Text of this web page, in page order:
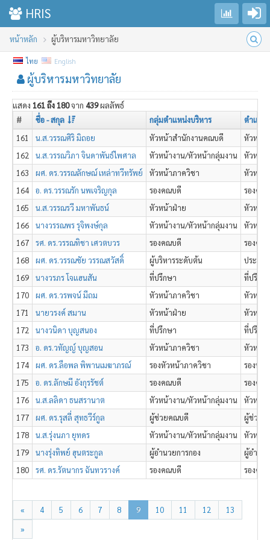
HRIS
Go to login
Toggle sidebar
หน้าหลัก ผู้บริหารมหาวิทยาลัย
ไทย English
ผู้บริหารมหาวิทยาลัย
แสดง 161 ถึง 180จาก 439ผลลัพธ์
#
ชื่อ - สกุล กลุ่มตำแหน่งบริหาร
ตำแหน่
161
น.ส.วรรณศิริ มิถอย หัวหน้าสำนักงานคณบดี
หัวหน้า
162
น.ส.วรรณวิภา จินดาพันธ์ไพศาล หัวหน้างาน/หัวหน้ากลุ่มงาน
หัวหน้า
163
ผศ. ดร.วรรณลักษณ์ เหล่าทวีทรัพย์ หัวหน้าภาควิชา
หัวหน้า
164
อ. ดร.วรรณรัก นพเจริญกุล รองคณบดี
รองคณ
165
น.ส.วรรณรวี มหาพันธน์ หัวหน้าฝ่าย
หัวหน้า
166
นางวรรณพร รุจิพงษ์กุล หัวหน้างาน/หัวหน้ากลุ่มงาน
หัวหน้า
167
รศ. ดร.วรรณทิชา เศวตบวร รองคณบดี
รองคณ
168
ผศ. ดร.วรรณชัย วรรณสวัสดิ์ ผู้บริหารระดับต้น
ประธา
169
นางวรภร โจแฮนสัน ที่ปรึกษา
ที่ปรึกษ
170
ผศ. ดร.วรพจน์ มีถม หัวหน้าภาควิชา
หัวหน้า
171
นายวรงค์ สมาน หัวหน้าฝ่าย
หัวหน้า
172
นางวนิดา บุญสนอง ที่ปรึกษา
ที่ปรึกษ
173
อ. ดร.วทัญญ์ บุญสอน หัวหน้าภาควิชา
หัวหน้า
174
ผศ. ดร.ลือพล พิพานเมฆาภรณ์ รองหัวหน้าภาควิชา
รองหัว
175
อ. ดร.ลักษมี อังกุรรัชต์ รองคณบดี
รองคณ
176
น.ส.ลลิดา ธนสรานาต หัวหน้างาน/หัวหน้ากลุ่มงาน
หัวหน้า
177
ผศ. ดร.รุสลี่ สุทธวีร์กูล ผู้ช่วยคณบดี
ผู้ช่วยค
178
น.ส.รุ่งนภา ยุทดร หัวหน้างาน/หัวหน้ากลุ่มงาน
หัวหน้า
179
นางรุ่งทิพย์ ฮุนตระกูล ผู้อำนวยการกอง
ผู้อำนว
180
รศ. ดร.รัตนากร ฉันทวรางค์ รองคณบดี รองคณ
« 4 5 6 7 8 9 10 11 12
13
»